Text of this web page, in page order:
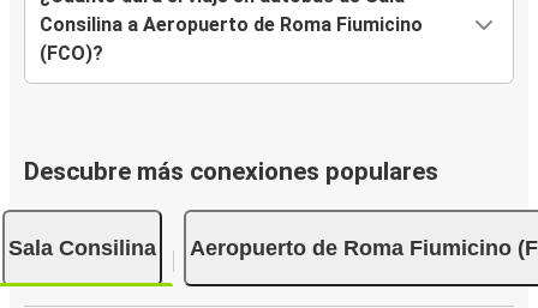
Consilina a Aeropuerto de Roma Fiumicino
(FCO)?
Descubre más conexiones populares
Sala Consilina Aeropuerto de Roma Fiumicino